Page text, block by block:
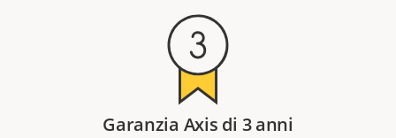
Garanzia Axis di 3 anni